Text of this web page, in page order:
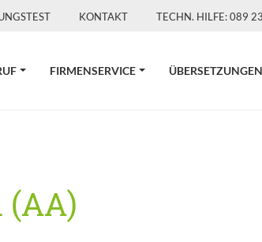
KONTAKT TECHN. HILFE: 089
FIRMENSERVICE ÜBERSETZUNGEN